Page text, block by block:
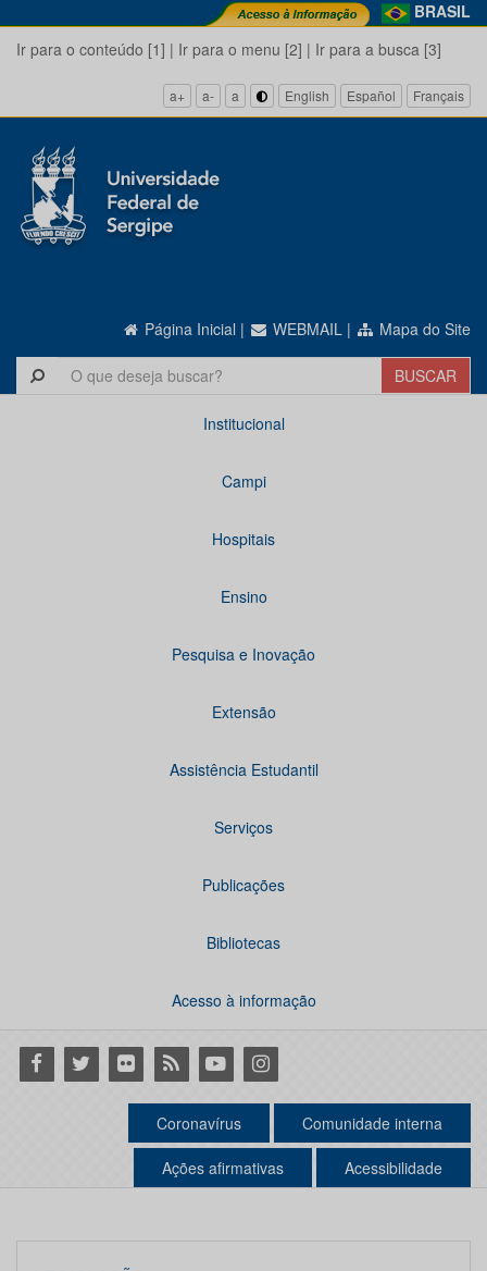
BRASIL
Ir para o conteúdo [1] | Ir para o menu [2] | Ir para a busca [3]
a+ a- a English Español Français
Página Inicial | WEBMAIL | Mapa do Site
Institucional
Campi
Hospitais
Ensino
Pesquisa e Inovação
Extensão
Assistência Estudantil
Serviços
Publicações
Bibliotecas
Acesso à informação
Facebook
Twitter Flickr RSS YoutubeInstagram
Coronavírus Comunidade interna
Ações afirmativas Acessibilidade